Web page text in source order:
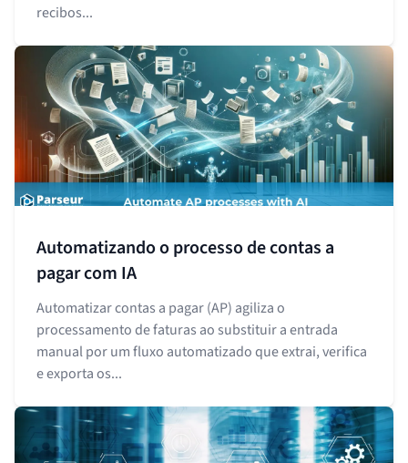
recibos...
Automatizando o processo de contas a
pagar com IA
Automatizar contas a pagar (AP) agiliza o
processamento de faturas ao substituir a entrada
manual por um fluxo automatizado que extrai, verifica
e exporta os...